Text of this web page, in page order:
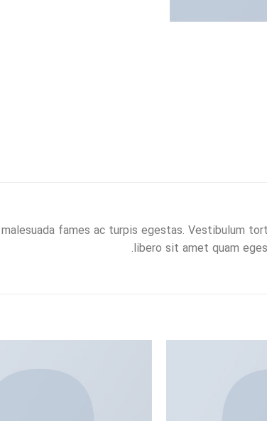
fames ac turpis egestas. Vestibulum
libero sit amet quam